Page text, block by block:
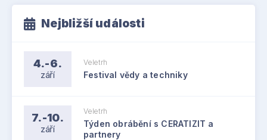
Nejbližší události
4.-6.
září
Veletrh
Festival vědy a techniky
7.-10.
září
Veletrh
Týden obrábění s CERATIZIT a
partnery